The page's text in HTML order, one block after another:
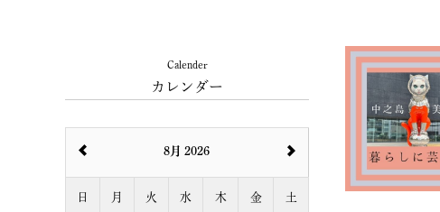
Calender
カレンダー
8月 2026
日 月 火 水 木 金 土